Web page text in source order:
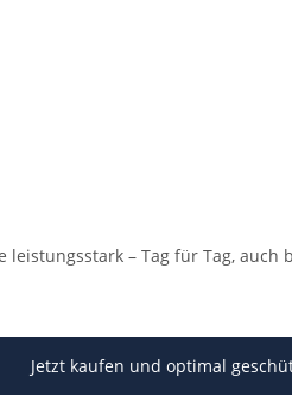
– Tag für Tag, auch
Jetzt kaufen und optimal